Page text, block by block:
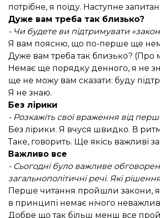
потрібне, я поїду. Наступне
Дуже вам треба так близько?
- Чи будете ви підтримувати
Я вам поясню, що по-перше ще
Дуже вам треба так близько? (Про
Немає ще порядку денного, я не
ще не можу вам сказати: буду
Я не знаю.
Без лірики
- Розкажіть свої враження від
Без лірики. Я вчуся швидко. В
Таке, говорить. Ще якісь важливі
Важливо все
- Сьогодні було важливе
загальнополітичні речі. Які
Перше читання пройшли закони,
в принципі немає нічого
Добре що так більш менш все